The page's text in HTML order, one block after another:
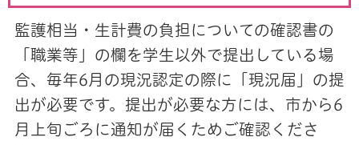
監護相当・生計費の負担についての確認書の
「職業等」の欄を学生以外で提出している場
合、毎年6月の現況認定の際に「現況届」の提
出が必要です。提出が必要な方には、市から6
月上旬ごろに通知が届くためご確認くださ